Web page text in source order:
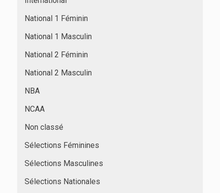
National 1 Féminin
National 1 Masculin
National 2 Féminin
National 2 Masculin
NBA
NCAA
Non classé
Sélections Féminines
Sélections Masculines
Sélections Nationales